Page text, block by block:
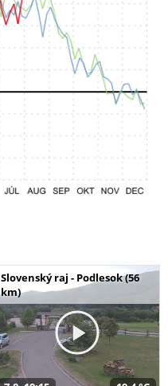
Slovenský raj - Podlesok (56
km)